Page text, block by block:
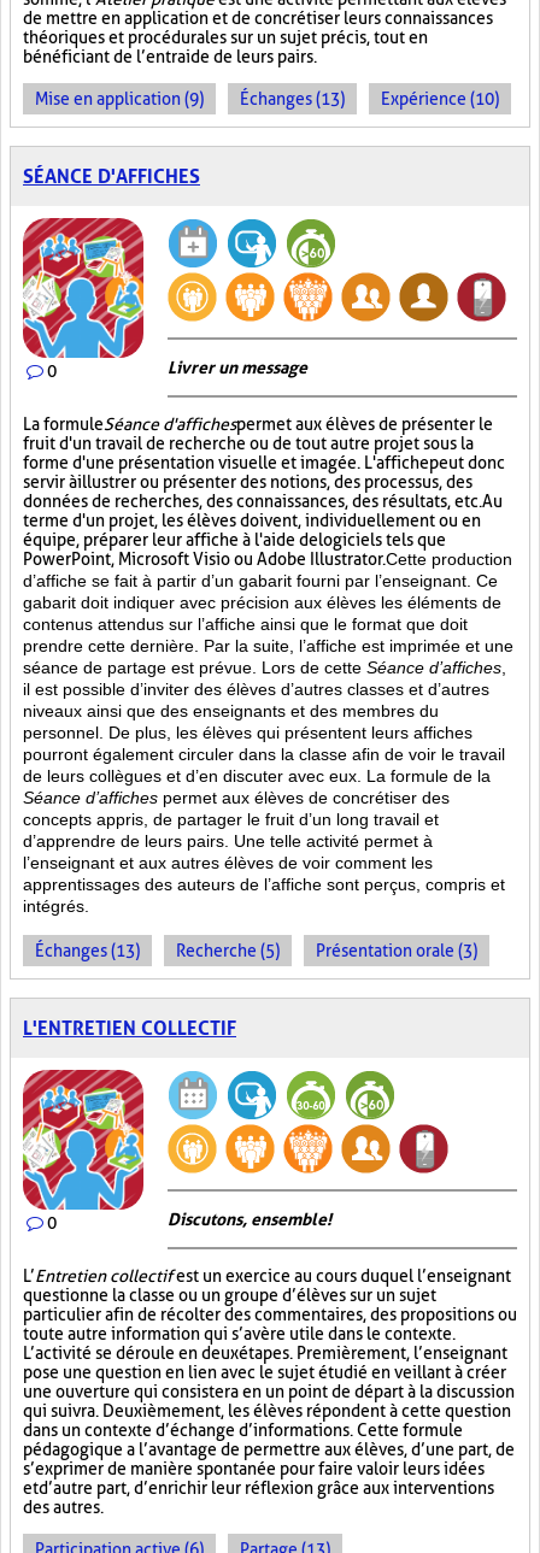
de mettre en application et de concrétiser leurs connaissances
théoriques et procédurales sur un sujet précis, tout en
bénéficiant de l’entraide de leurs pairs.
Mise en application (9) Échanges (13) Expérience (10)
SÉANCE D'AFFICHES
0 Livrer un message
La formuleSéance d'affichespermet aux élèves de présenter le
fruit d'un travail de recherche ou de tout autre projet sous la
forme d'une présentation visuelle et imagée. L'affichepeut donc
servir à illustrer ou présenter des notions, des processus, des
données de recherches, des connaissances, des résultats, etc. Au
terme d'un projet, les élèves doivent, individuellement ou en
équipe, préparer leur affiche à l'aide de logiciels tels que
PowerPoint, Microsoft Visio ou Adobe Illustrator.Cette production
d’affiche se fait à partir d’un gabarit fourni par l’enseignant. Ce
gabarit doit indiquer avec précision aux élèves les éléments de
contenus attendus sur l’affiche ainsi que le format que doit
prendre cette dernière. Par la suite, l’affiche est imprimée et une
séance de partage est prévue. Lors de cette Séance d’affiches
il est possible d’inviter des élèves d’autres classes et d’autres
niveaux ainsi que des enseignants et des membres du
personnel. De plus, les élèves qui présentent leurs affiches
pourront également circuler dans la classe afin de voir le travail
de leurs collègues et d’en discuter avec eux. La formule de la
Séance d’affiches permet aux élèves de concrétiser des
concepts appris, de partager le fruit d’un long travail et
d’apprendre de leurs pairs. Une telle activité permet à
l’enseignant et aux autres élèves de voir comment les
apprentissages des auteurs de l’affiche sont perçus, compris et
intégrés.
Échanges (13) Recherche (5) Présentation orale (3)
L'ENTRETIEN COLLECTIF
0 Discutons, ensemble!
L’Entretien collectifest un exercice au cours duquel l’enseignant
questionne la classe ou un groupe d’élèves sur un sujet
particulier afin de récolter des commentaires, des propositions ou
toute autre information qui s’avère utile dans le contexte.
L’activité se déroule en deux étapes. Premièrement, l’enseignant
pose une question en lien avec le sujet étudié en veillant à créer
une ouverture qui consistera en un point de départ à la discussion
qui suivra. Deuxièmement, les élèves répondent à cette question
dans un contexte d’échange d’informations. Cette formule
pédagogique a l’avantage de permettre aux élèves, d’une part, de
s’exprimer de manière spontanée pour faire valoir leurs idées
et d’autre part, d’enrichir leur réflexion grâce aux interventions
des autres.